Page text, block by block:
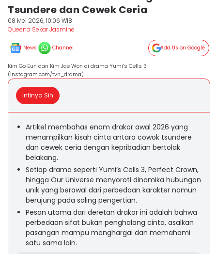
Tsundere dan Cewek Ceria
08 Mei 2026, 10:06 WIB
Queena Sekar Jasmine
News Channel Add Us on Google
Kim Go Eun dan Kim Jae Won di drama Yumi’s Cells 3
(instagram.com/tvn_drama)
Intinya Sih
Artikel membahas enam drakor awal 2026 yang
menampilkan kisah cinta antara cowok tsundere
dan cewek ceria dengan kepribadian bertolak
belakang.
Setiap drama seperti Yumi’s Cells 3, Perfect Crown,
hingga Our Universe menyoroti dinamika hubungan
unik yang berawal dari perbedaan karakter namun
berujung pada saling pengertian.
Pesan utama dari deretan drakor ini adalah bahwa
perbedaan sifat bukan penghalang cinta, asalkan
pasangan mampu menghargai dan memahami
satu sama lain.